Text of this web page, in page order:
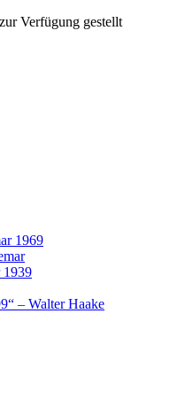
Verfügung gestellt
1969
1939
– Walter Haake